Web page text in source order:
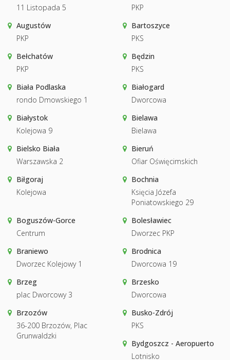
11 Listopada 5
PKP
Augustów
PKP
Bartoszyce
PKS
Bełchatów
PKP
Będzin
PKS
Biała Podlaska
rondo Dmowskiego 1
Białogard
Dworcowa
Białystok
Kolejowa 9
Bielawa
Bielawa
Bielsko Biała
Warszawska 2
Bieruń
Ofiar Oświęcimskich
Biłgoraj
Kolejowa
Bochnia
Księcia Józefa
Poniatowskiego 29
Boguszów-Gorce
Centrum
Bolesławiec
Dworzec PKP
Braniewo
Dworzec Kolejowy 1
Brodnica
Dworcowa 19
Brzeg
plac Dworcowy 3
Brzesko
Dworcowa
Brzozów
36-200 Brzozów, Plac
Grunwaldzki
Busko-Zdrój
PKS
Bydgoszcz - Aeropuerto
Lotnisko